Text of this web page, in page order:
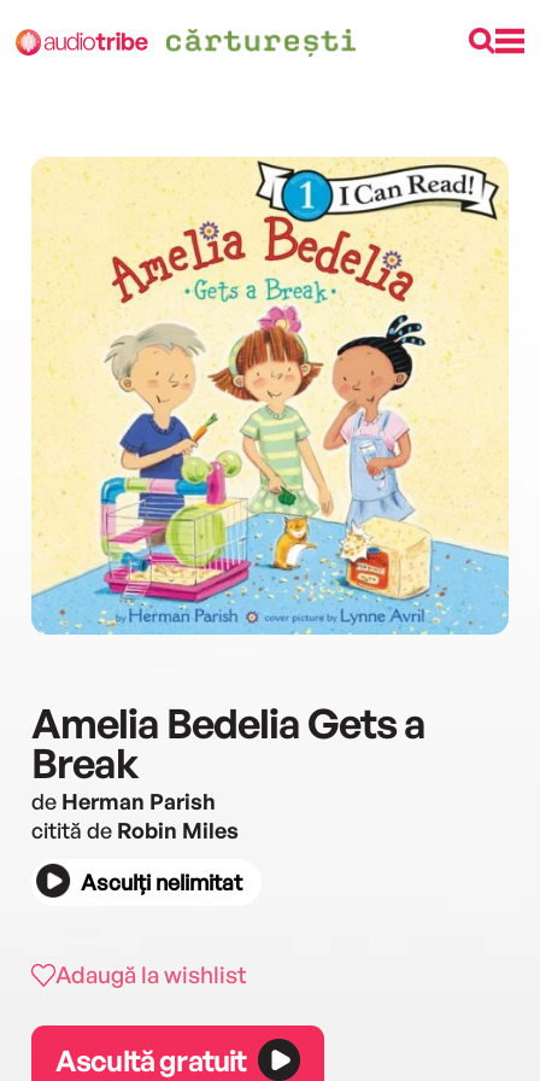
Amelia Bedelia Gets a
Break
de Herman Parish
citită de Robin Miles
Asculți nelimitat
Adaugă la wishlist
Ascultă gratuit